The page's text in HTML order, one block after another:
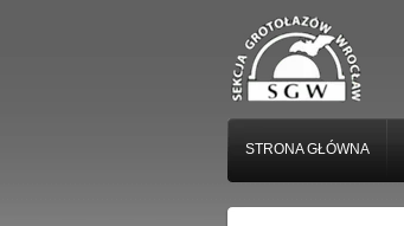
STRONA GŁÓWNA